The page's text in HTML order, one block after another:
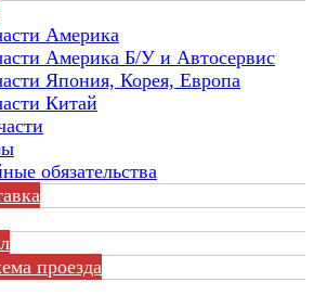
Америка
Америка Б/У и Автосервис
Япония, Корея, Европа
Китай
обязательства
проезда